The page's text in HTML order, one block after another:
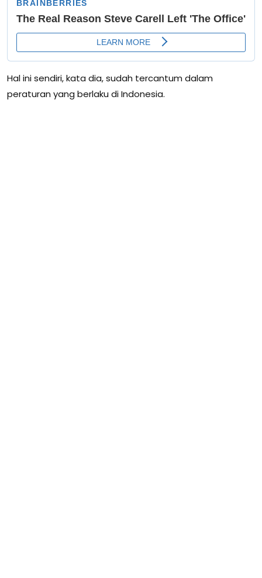
Hal ini sendiri, kata dia, sudah tercantum dalam
peraturan yang berlaku di Indonesia.